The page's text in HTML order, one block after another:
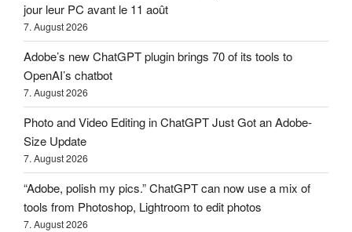
jour leur PC avant le 11 août
7. August 2026
Adobe’s new ChatGPT plugin brings 70 of its tools to
OpenAI’s chatbot
7. August 2026
Photo and Video Editing in ChatGPT Just Got an Adobe-
Size Update
7. August 2026
“Adobe, polish my pics.” ChatGPT can now use a mix of
tools from Photoshop, Lightroom to edit photos
7. August 2026